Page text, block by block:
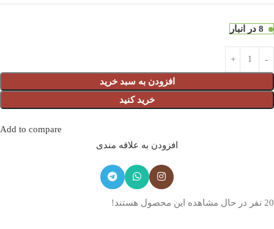
8 در انبار
افزودن به سبد خرید
خرید کنید
Add to compare
افزودن به علاقه مندی
20 نفر در حال مشاهده این محصول هستند!